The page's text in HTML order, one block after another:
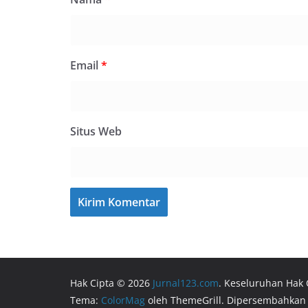
Email*
Situs Web
Hak Cipta © 2026 Jurnal123.com. Keseluruhan Hak
Tema: ColorMag oleh ThemeGrill. Dipersembahkan